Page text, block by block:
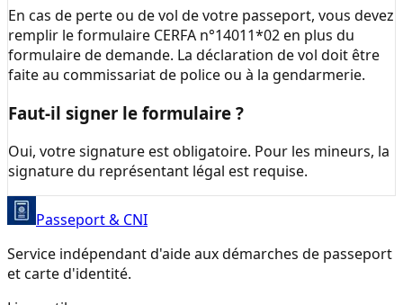
En cas de perte ou de vol de votre passeport, vous devez
remplir le formulaire CERFA n°14011*02 en plus du
formulaire de demande. La déclaration de vol doit être
faite au commissariat de police ou à la gendarmerie.
Faut-il signer le formulaire ?
Oui, votre signature est obligatoire. Pour les mineurs, la
signature du représentant légal est requise.
Passeport & CNI
Service indépendant d'aide aux démarches de passeport
et carte d'identité.